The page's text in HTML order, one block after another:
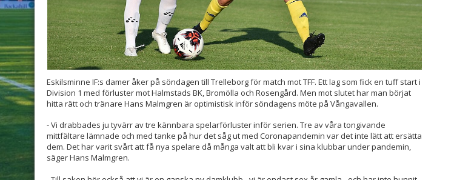
Eskilsminne IF:s damer åker på söndagen till Trelleborg för match mot TFF. Ett lag som fick en tuff start i
Division 1 med förluster mot Halmstads BK, Bromölla och Rosengård. Men mot slutet har man börjat
hitta rätt och tränare Hans Malmgren är optimistisk inför söndagens möte på Vångavallen.
- Vi drabbades ju tyvärr av tre kännbara spelarförluster inför serien. Tre av våra tongivande
mittfältare lämnade och med tanke på hur det såg ut med Coronapandemin var det inte lätt att ersätta
dem. Det har varit svårt att få nya spelare då många valt att bli kvar i sina klubbar under pandemin,
säger Hans Malmgren.